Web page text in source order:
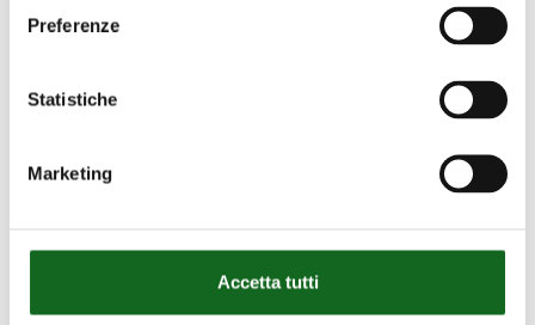
Preferenze
Statistiche
Marketing
Accetta tutti